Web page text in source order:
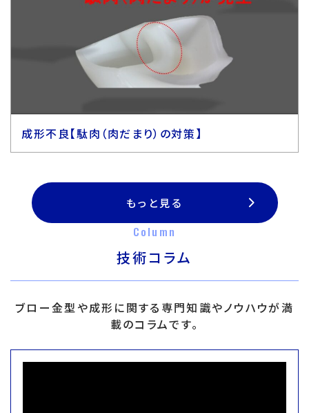
成形不良【駄肉（肉だまり）の対策】
もっと見る
Column
技術コラム
ブロー金型や成形に関する専門知識やノウハウが満
載のコラムです。